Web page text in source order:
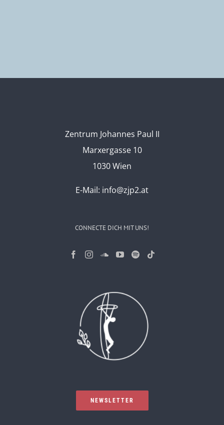
Zentrum Johannes Paul II
Marxergasse 10
1030 Wien
E-Mail: info@zjp2.at
CONNECTE DICH MIT UNS!
NEWSLETTER